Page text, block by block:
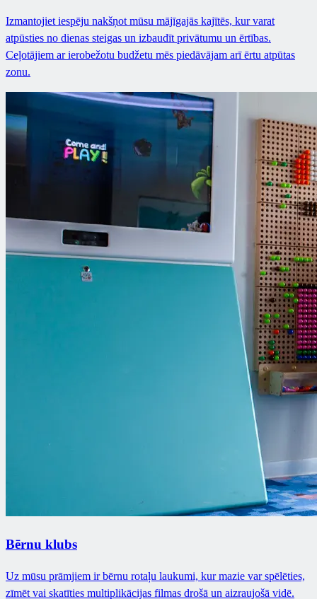
Izmantojiet iespēju nakšņot mūsu mājīgajās kajītēs, kur varat
atpūsties no dienas steigas un izbaudīt privātumu un ērtības.
Ceļotājiem ar ierobežotu budžetu mēs piedāvājam arī ērtu atpūtas
zonu.
Bērnu klubs
Uz mūsu prāmjiem ir bērnu rotaļu laukumi, kur mazie var spēlēties,
zīmēt vai skatīties multiplikācijas filmas drošā un aizraujošā vidē.